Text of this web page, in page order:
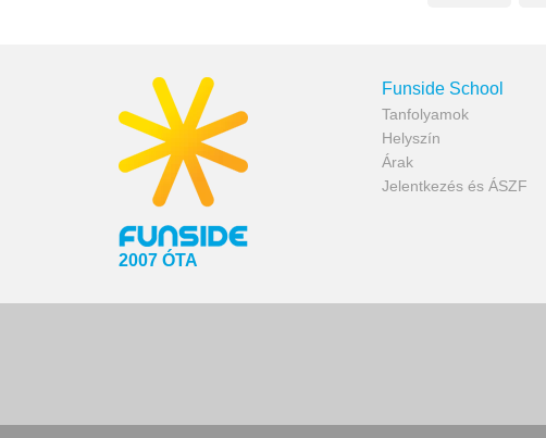
2007 ÓTA
Funside School
Tanfolyamok
Helyszín
Árak
Jelentkezés és ÁSZF